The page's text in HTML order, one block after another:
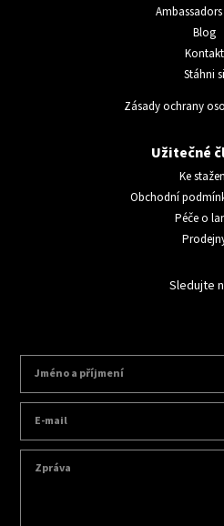
Blog
Kontakt
Stáhni si
Zásady ochrany
Užitečné
Ke
Obchodní
Péče o
Sledujte